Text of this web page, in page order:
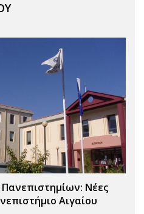
Πανεπιστημίων: Νέες
Αιγαίου